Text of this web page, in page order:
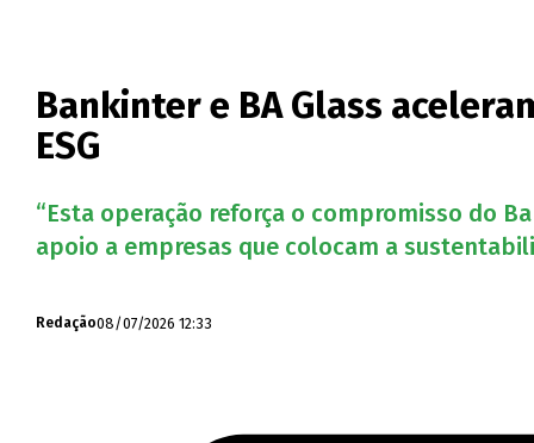
Bankinter e BA Glass
ESG
“Esta operação reforça o compromisso do
apoio a empresas que colocam a
Redação08/07/2026 12:33